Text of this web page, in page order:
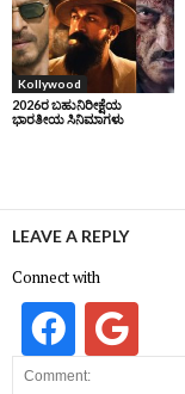
Kollywood
2026ರ ಬಹುನಿರೀಕ್ಷೆಯ
ಭಾರತೀಯ ಸಿನಿಮಾಗಳು
LEAVE A REPLY
Connect with